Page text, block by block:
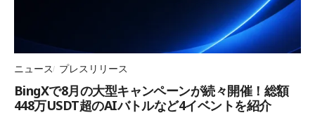
ニュース プレスリリース
BingXで8月の大型キャンペーンが続々開催！総額
448万USDT超のAIバトルなど4イベントを紹介